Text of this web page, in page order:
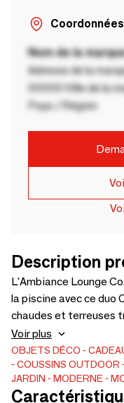
Nom de la
Adresse de la
00000 Ville de la
Pays / Région
Description
L'Ambiance Lounge
la piscine avec ce
chaudes et terreuses
véritable salon
journées ensoleillées,
avec les terrasses en
végétalisés. Une
Performance & Origine
Voir plus
OBJETS DÉCO
COUSSINS OUTDOOR
JARDIN
MODERNE